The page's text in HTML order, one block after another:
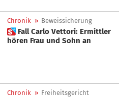
Chronik » Beweissicherung
 Fall Carlo Vettori: Ermittler
hören Frau und Sohn an
Chronik » Freiheitsgericht